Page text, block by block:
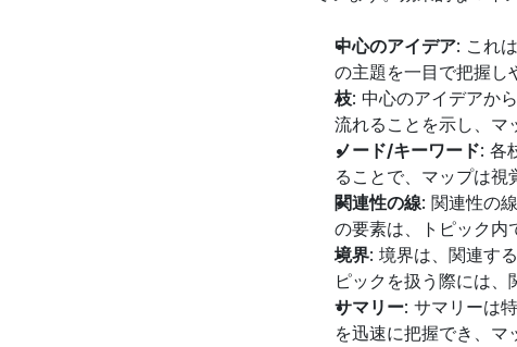
中心のアイデア: これ
の主題を一目で把握し
枝: 中心のアイデアか
流れることを示し、マ
ノード/キーワード: 各
ることで、マップは視
関連性の線: 関連性の
の要素は、トピック内
境界: 境界は、関連す
ピックを扱う際には、
サマリー: サマリーは
を迅速に把握でき、マ